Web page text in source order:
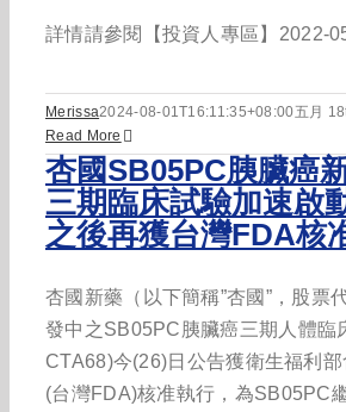
詳情請參閱【投資人專區】2022-
Merissa2024-08-01T16:11:35+08:00五月
Read More
杏國SB05PC胰臟癌
三期臨床試驗加速啟
之後再獲台灣FDA核
杏國新藥（以下簡稱”杏國”，股票
發中之SB05PC胰臟癌三期人體臨
CTA68)今(26)日公告獲衛生福利
(台灣FDA)核准執行，為SB05PC